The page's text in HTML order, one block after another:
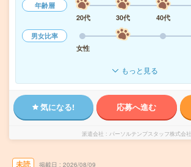
年齢層
20代
30代 40代
男女比率
女性
もっと見る
気になる! 応募へ進む
派遣会社 パーソルテンプスタッフ株式会社
未読 掲載日 2026/08/09